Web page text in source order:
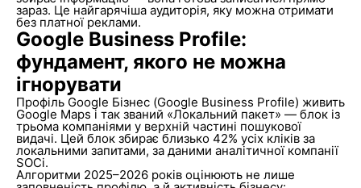
зараз. Це найгарячіша аудиторія, яку можна отримати
без платної реклами.
Google Business Profile:
фундамент, якого не можна
ігнорувати
Профіль Google Бізнес (Google Business Profile) живить
Google Maps і так званий «Локальний пакет» — блок із
трьома компаніями у верхній частині пошукової
видачі. Цей блок збирає близько 42% усіх кліків за
локальними запитами, за даними аналітичної компанії
SOCi.
Алгоритми 2025–2026 років оцінюють не лише